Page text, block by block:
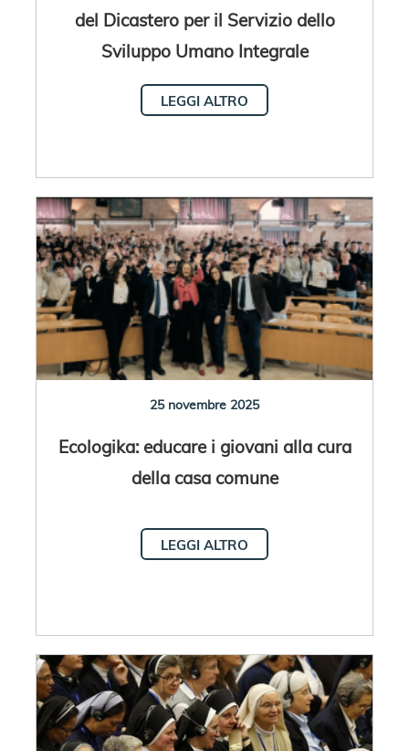
del Dicastero per il Servizio dello
Sviluppo Umano Integrale
LEGGI ALTRO
25 novembre 2025
Ecologika: educare i giovani alla cura
della casa comune
LEGGI ALTRO